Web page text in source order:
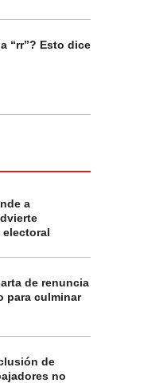
“rr”? Esto dice
a
de renuncia
para culminar
de
no